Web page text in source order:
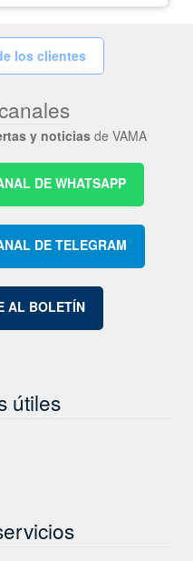
los clientes
y noticiasde VAMA
DE WHATSAPP
DE TELEGRAM
AL BOLETÍN
útiles